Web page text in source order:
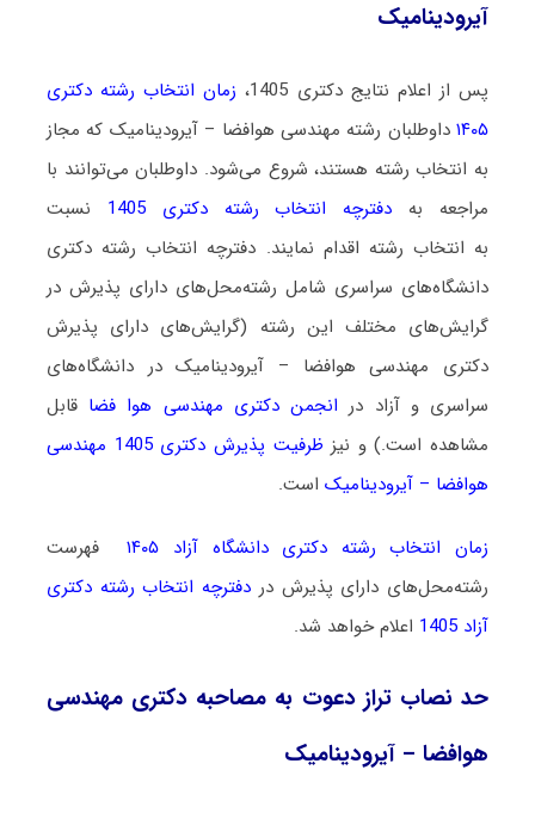
آیرودینامیک
پس از اعلام نتایج دکتری 1405،
زمان انتخاب رشته دکتری
۱۴۰۵داوطلبان رشته مهندسی هوافضا – آیرودینامیک که مجاز
به انتخاب رشته هستند، شروع می‌شود. داوطلبان می‌توانند با
مراجعه به دفترچه انتخاب رشته دکتری 1405
نسبت
به انتخاب رشته اقدام نمایند. دفترچه انتخاب رشته دکتری
دانشگاه‌های سراسری شامل رشته‌محل‌های دارای پذیرش در
گرایش‌های مختلف این رشته (گرایش‌های دارای پذیرش
دکتری مهندسی هوافضا – آیرودینامیک در دانشگاه‌های
سراسری و آزاد در انجمن دکتری مهندسی هوا فضاقابل
مشاهده است.) و نیز
ظرفیت پذیرش دکتری 1405 مهندسی
هوافضا – آیرودینامیک است.
زمان انتخاب رشته دکتری دانشگاه آزاد ۱۴۰۵
فهرست
رشته‌محل‌های دارای پذیرش در دفترچه انتخاب رشته دکتری
آزاد 1405
اعلام خواهد شد.
حد نصاب تراز دعوت به مصاحبه دکتری مهندسی
هوافضا – آیرودینامیک